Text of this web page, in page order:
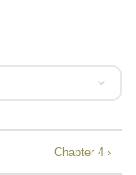
Chapter 4 ›